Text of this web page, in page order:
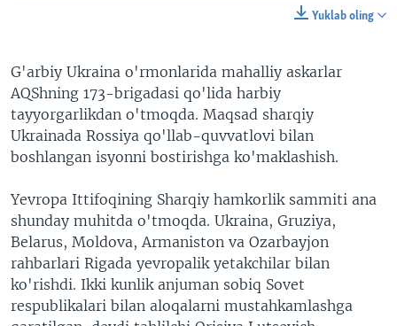
Yuklab oling
G'arbiy Ukraina o'rmonlarida mahalliy askarlar
AQShning 173-brigadasi qo'lida harbiy
tayyorgarlikdan o'tmoqda. Maqsad sharqiy
Ukrainada Rossiya qo'llab-quvvatlovi bilan
boshlangan isyonni bostirishga ko'maklashish.
Yevropa Ittifoqining Sharqiy hamkorlik sammiti ana
shunday muhitda o'tmoqda. Ukraina, Gruziya,
Belarus, Moldova, Armaniston va Ozarbayjon
rahbarlari Rigada yevropalik yetakchilar bilan
ko'rishdi. Ikki kunlik anjuman sobiq Sovet
respublikalari bilan aloqalarni mustahkamlashga